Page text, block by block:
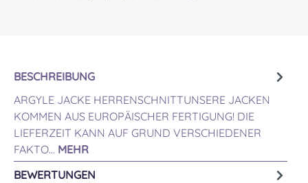
BESCHREIBUNG
ARGYLE JACKE HERRENSCHNITTUNSERE JACKEN
KOMMEN AUS EUROPÄISCHER FERTIGUNG! DIE
LIEFERZEIT KANN AUF GRUND VERSCHIEDENER
FAKTO… MEHR
BEWERTUNGEN